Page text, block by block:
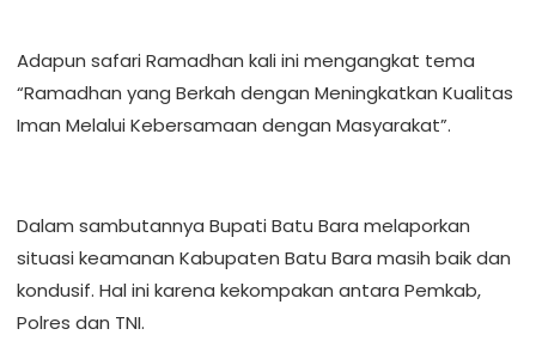
Adapun safari Ramadhan kali ini mengangkat tema
“Ramadhan yang Berkah dengan Meningkatkan Kualitas
Iman Melalui Kebersamaan dengan Masyarakat”.
Dalam sambutannya Bupati Batu Bara melaporkan
situasi keamanan Kabupaten Batu Bara masih baik dan
kondusif. Hal ini karena kekompakan antara Pemkab,
Polres dan TNI.